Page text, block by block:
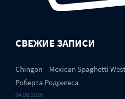
СВЕЖИЕ ЗАПИСИ
Chingon – Mexican Spaghetti
Роберта Родригеса
04.08.2026